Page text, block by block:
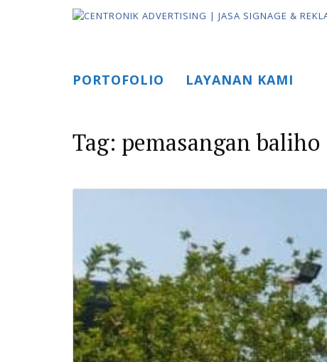
PORTOFOLIO LAYANAN KAMI
Tag: pemasangan baliho